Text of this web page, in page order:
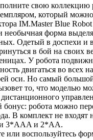
коллекцию
который можно
IM.Master Blue
необычная форма
Одетый в доспехи и
в бой на своих
У робота
двигаться во всех
оси. Но самый
то, что моделью
робота можно
В комплект не входят
3*AAA и 2*AA.
или воспользуйтесь